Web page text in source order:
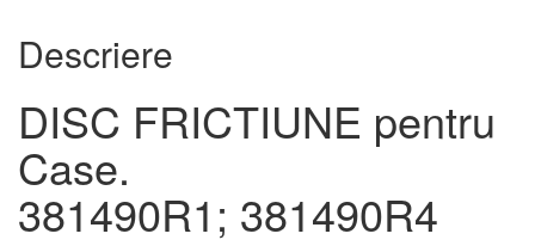
Descriere
DISC FRICTIUNE pentru
Case.
381490R1; 381490R4